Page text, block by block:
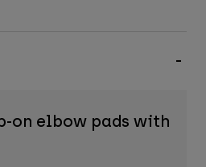
on elbow pads with